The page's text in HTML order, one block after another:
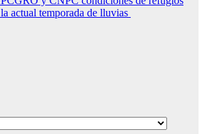
actual temporada de lluvias